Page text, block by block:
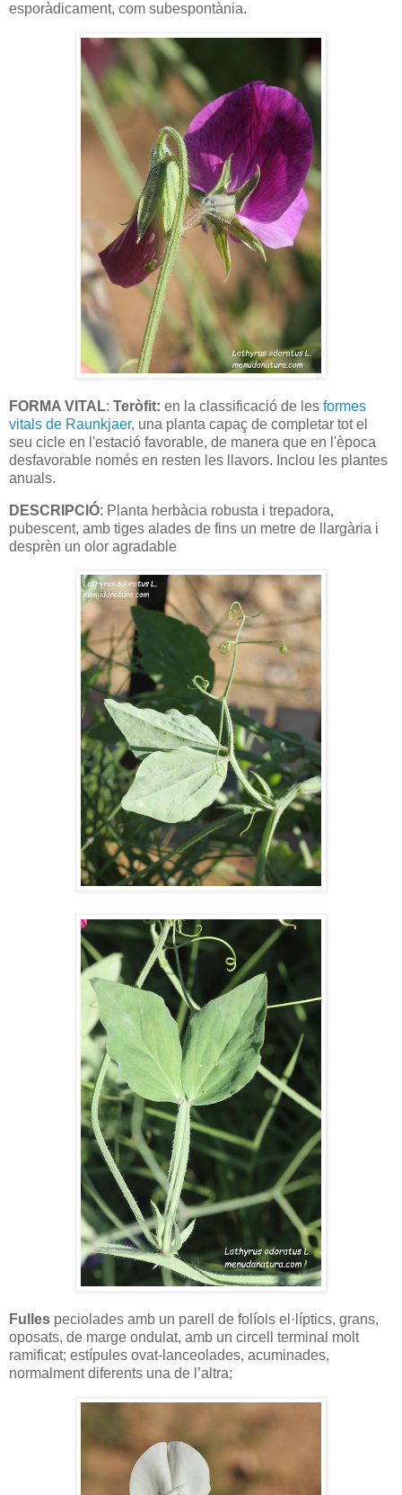
esporàdicament, com subespontània.
FORMA VITAL: Teròfit: en la classificació de les formes
vitals de Raunkjaer, una planta capaç de completar tot el
seu cicle en l'estació favorable, de manera que en l'època
desfavorable només en resten les llavors. Inclou les plantes
anuals.
DESCRIPCIÓ: Planta herbàcia robusta i trepadora,
pubescent, amb tiges alades de fins un metre de llargària i
desprèn un olor agradable
Fulles peciolades amb un parell de folíols el·líptics, grans,
oposats, de marge ondulat, amb un circell terminal molt
ramificat; estípules ovat-lanceolades, acuminades,
normalment diferents una de l’altra;